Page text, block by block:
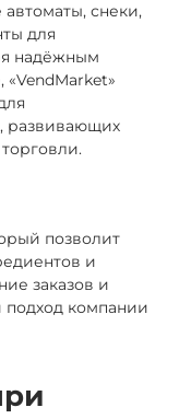
снеки,
для
надёжным
развивающих
позволит
и
заказов и
компании